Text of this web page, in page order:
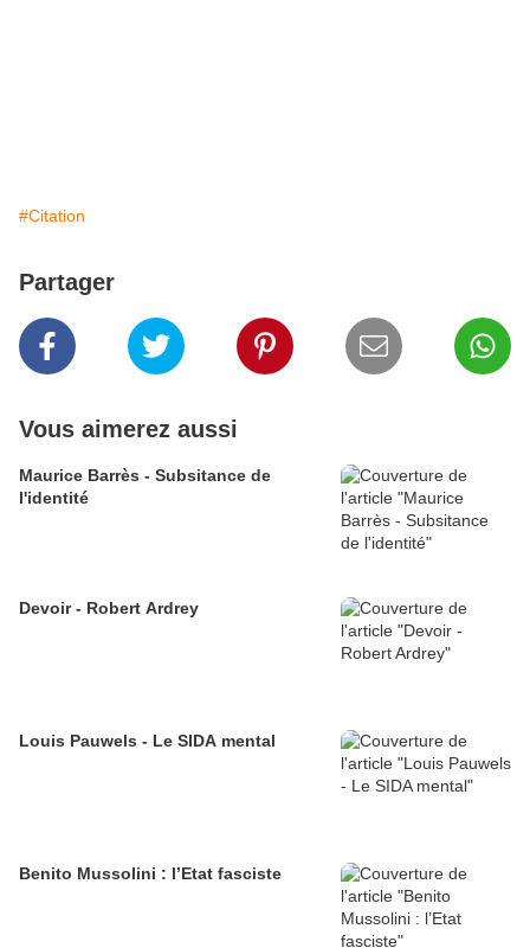
#Citation
Partager
Vous aimerez aussi
Maurice Barrès - Subsitance de
l'identité
Devoir - Robert Ardrey
Louis Pauwels - Le SIDA mental
Benito Mussolini : l’Etat fasciste